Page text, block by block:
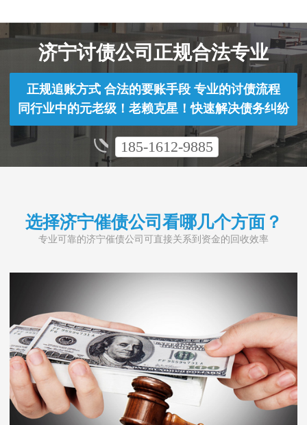
济宁讨债公司正规合法专业
正规追账方式 合法的要账手段 专业的讨债流程
同行业中的元老级！老赖克星！快速解决债务纠纷
185-1612-9885
选择济宁催债公司看哪几个方面？
专业可靠的济宁催债公司可直接关系到资金的回收效率